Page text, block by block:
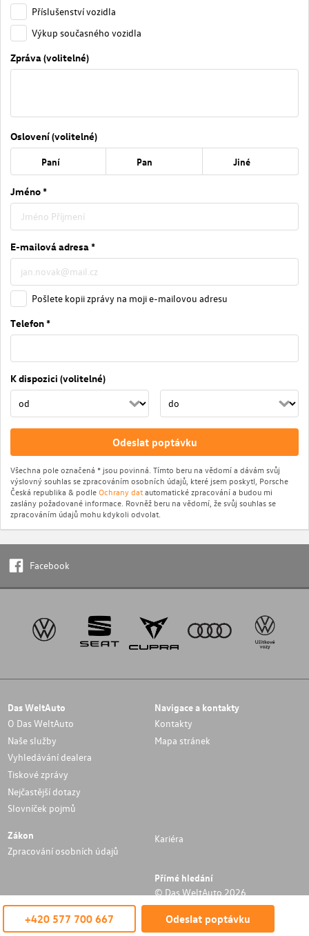
+420 577 700 667 Odeslat poptávku
Příslušenství vozidla
Výkup současného vozidla
Zpráva (volitelné)
Oslovení (volitelné)
Paní Pan Jiné
Jméno *
E-mailová adresa *
Pošlete kopii zprávy na moji e-mailovou adresu
Telefon *
K dispozici (volitelné)
Odeslat poptávku
Všechna pole označená * jsou povinná. Tímto beru na vědomí a dávám svůj
výslovný souhlas se zpracováním osobních údajů, které jsem poskytl, Porsche
Česká republika & podleOchrany datautomatické zpracování a budou mi
zaslány požadované informace. Rovněž beru na vědomí, že svůj souhlas se
zpracováním údajů mohu kdykoli odvolat.
Facebook
Das WeltAuto
O Das WeltAuto
Naše služby
Vyhledávání dealera
Tiskové zprávy
Nejčastější dotazy
Slovníček pojmů
Navigace a kontakty
Kontakty
Mapa stránek
Zákon
Zpracování osobních údajů
Kariéra
Přímé hledání
© Das WeltAuto 2026